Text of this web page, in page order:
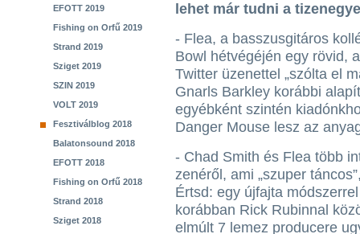
EFOTT 2019
Fishing on Orfű 2019
Strand 2019
Sziget 2019
SZIN 2019
VOLT 2019
Fesztiválblog 2018
Balatonsound 2018
EFOTT 2018
Fishing on Orfű 2018
Strand 2018
Sziget 2018
lehet már tudni a
- Flea, a basszusgitáros
Bowl hétvégéjén egy rövid,
Twitter üzenettel „szólta el
Gnarls Barkley korábbi
egyébként szintén
Danger Mouse lesz az
- Chad Smith és Flea több
zenéről, ami „szuper
Értsd: egy újfajta
korábban Rick Rubinnal
elmúlt 7 lemez producere